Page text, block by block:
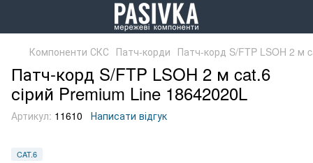
Компоненти СКС Патч-корди Патч-корд S/FTP LSOH 2 м
Патч-корд S/FTP LSOH 2 м cat.6
сірий Premium Line 18642020L
Артикул: 11610 Написати відгук
CAT.6